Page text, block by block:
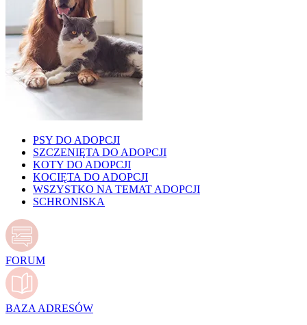
PSY DO ADOPCJI
SZCZENIĘTA DO ADOPCJI
KOTY DO ADOPCJI
KOCIĘTA DO ADOPCJI
WSZYSTKO NA TEMAT ADOPCJI
SCHRONISKA
FORUM
BAZA ADRESÓW